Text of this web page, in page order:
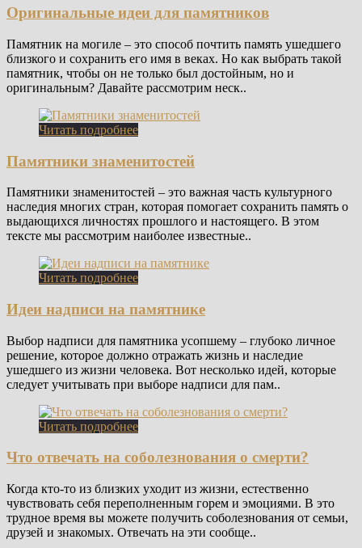
Оригинальные идеи для памятников
Памятник на могиле – это способ почтить память ушедшего
близкого и сохранить его имя в веках. Но как выбрать такой
памятник, чтобы он не только был достойным, но и
оригинальным? Давайте рассмотрим неск..
Читать подробнее
Памятники знаменитостей
Памятники знаменитостей – это важная часть культурного
наследия многих стран, которая помогает сохранить память о
выдающихся личностях прошлого и настоящего. В этом
тексте мы рассмотрим наиболее известные..
Читать подробнее
Идеи надписи на памятнике
Выбор надписи для памятника усопшему – глубоко личное
решение, которое должно отражать жизнь и наследие
ушедшего из жизни человека. Вот несколько идей, которые
следует учитывать при выборе надписи для пам..
Читать подробнее
Что отвечать на соболезнования о смерти?
Когда кто-то из близких уходит из жизни, естественно
чувствовать себя переполненным горем и эмоциями. В это
трудное время вы можете получить соболезнования от семьи,
друзей и знакомых. Отвечать на эти сообще..